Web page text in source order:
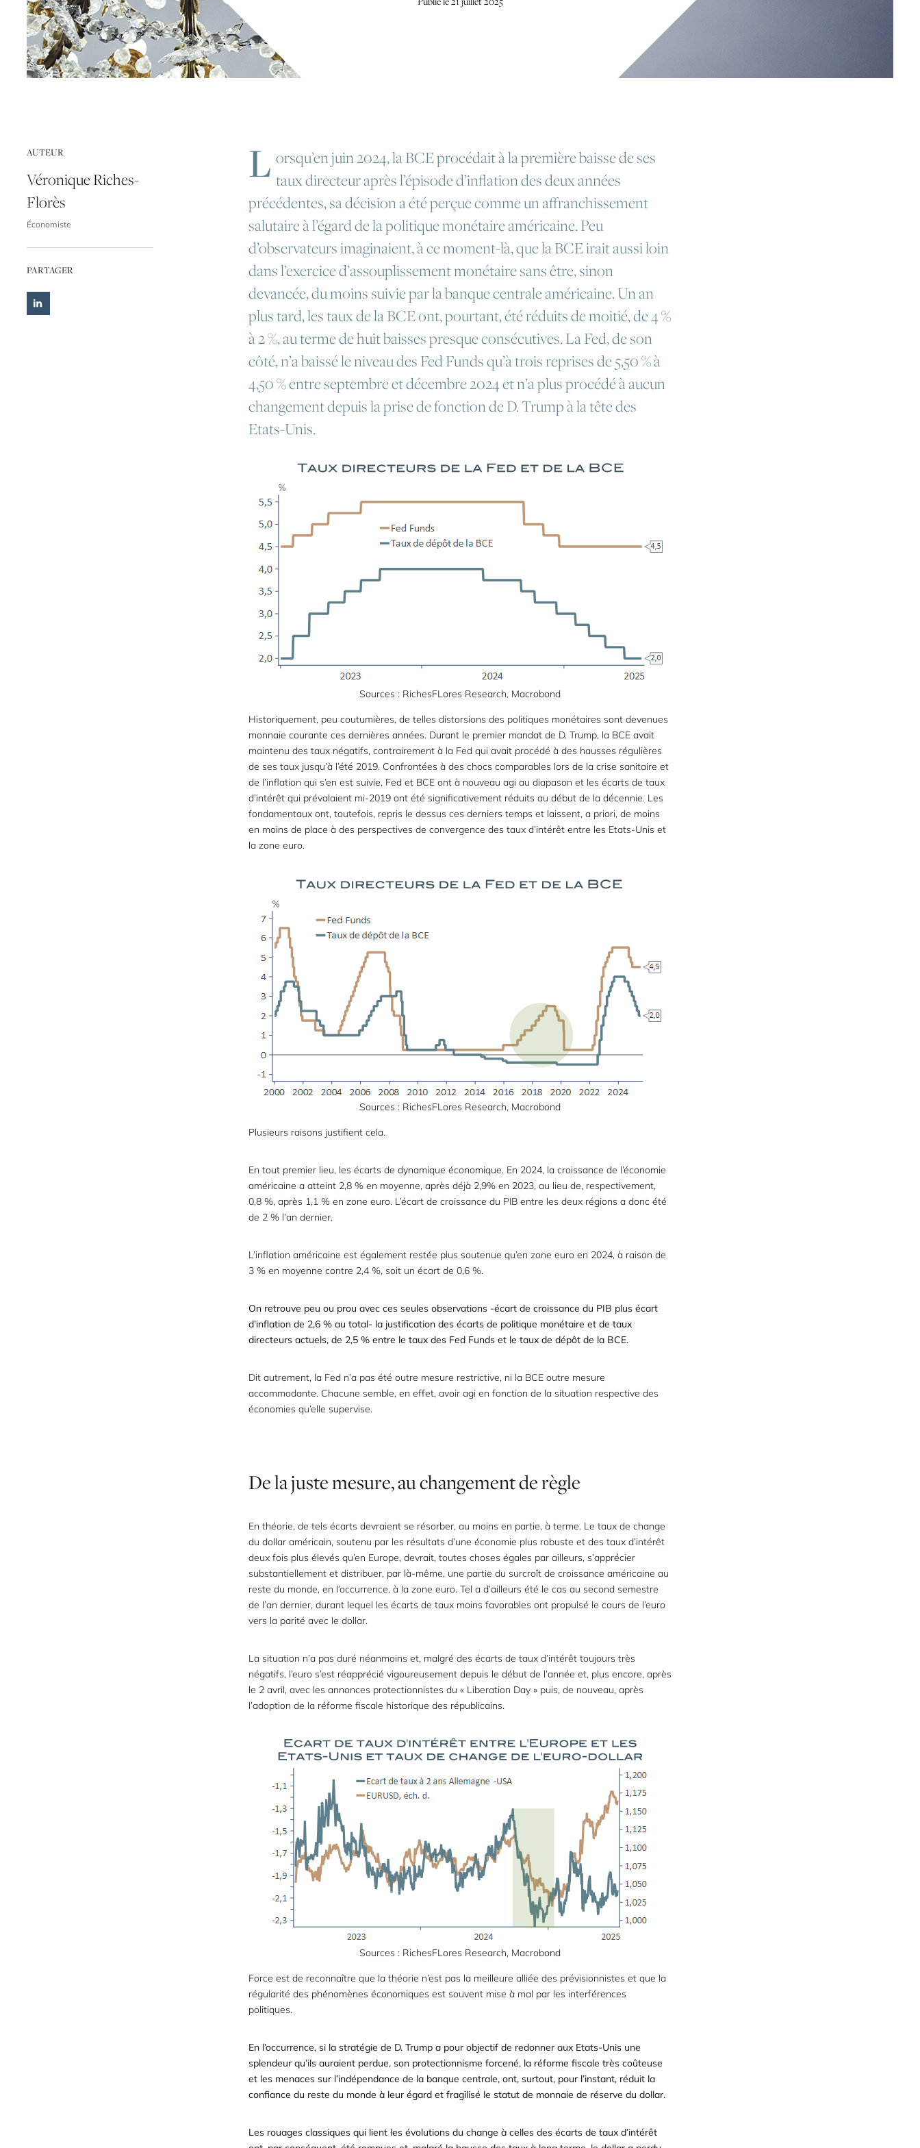
AUTEUR
Véronique Riches-
Florès
Économiste
PARTAGER
L orsqu’en juin 2024, la BCE procédait à la première baisse de ses
taux directeur après l’épisode d’inflation des deux années
précédentes, sa décision a été perçue comme un affranchissement
salutaire à l’égard de la politique monétaire américaine. Peu
d’observateurs imaginaient, à ce moment-là, que la BCE irait aussi loin
dans l’exercice d’assouplissement monétaire sans être, sinon
devancée, du moins suivie par la banque centrale américaine. Un an
plus tard, les taux de la BCE ont, pourtant, été réduits de moitié, de 4 %
à 2 %, au terme de huit baisses presque consécutives. La Fed, de son
côté, n’a baissé le niveau des Fed Funds qu’à trois reprises de 5,50 % à
4,50 % entre septembre et décembre 2024 et n’a plus procédé à aucun
changement depuis la prise de fonction de D. Trump à la tête des
Etats-Unis.
Sources : RichesFLores Research, Macrobond
Historiquement, peu coutumières, de telles distorsions des politiques monétaires sont devenues
monnaie courante ces dernières années. Durant le premier mandat de D. Trump, la BCE avait
maintenu des taux négatifs, contrairement à la Fed qui avait procédé à des hausses régulières
de ses taux jusqu’à l’été 2019. Confrontées à des chocs comparables lors de la crise sanitaire et
de l’inflation qui s’en est suivie, Fed et BCE ont à nouveau agi au diapason et les écarts de taux
d’intérêt qui prévalaient mi-2019 ont été significativement réduits au début de la décennie. Les
fondamentaux ont, toutefois, repris le dessus ces derniers temps et laissent, a priori, de moins
en moins de place à des perspectives de convergence des taux d’intérêt entre les Etats-Unis et
la zone euro.
Sources : RichesFLores Research, Macrobond
Plusieurs raisons justifient cela.
En tout premier lieu, les écarts de dynamique économique. En 2024, la croissance de l’économie
américaine a atteint 2,8 % en moyenne, après déjà 2,9% en 2023, au lieu de, respectivement,
0,8 %, après 1,1 % en zone euro. L’écart de croissance du PIB entre les deux régions a donc été
de 2 % l’an dernier.
L’inflation américaine est également restée plus soutenue qu’en zone euro en 2024, à raison de
3 % en moyenne contre 2,4 %, soit un écart de 0,6 %.
On retrouve peu ou prou avec ces seules observations -écart de croissance du PIB plus écart
d’inflation de 2,6 % au total- la justification des écarts de politique monétaire et de taux
directeurs actuels, de 2,5 % entre le taux des Fed Funds et le taux de dépôt de la BCE.
Dit autrement, la Fed n’a pas été outre mesure restrictive, ni la BCE outre mesure
accommodante. Chacune semble, en effet, avoir agi en fonction de la situation respective des
économies qu’elle supervise.
Delajustemesure,auchangementderègle
En théorie, de tels écarts devraient se résorber, au moins en partie, à terme. Le taux de change
du dollar américain, soutenu par les résultats d’une économie plus robuste et des taux d’intérêt
deux fois plus élevés qu’en Europe, devrait, toutes choses égales par ailleurs, s’apprécier
substantiellement et distribuer, par là-même, une partie du surcroît de croissance américaine au
reste du monde, en l’occurrence, à la zone euro. Tel a d’ailleurs été le cas au second semestre
de l’an dernier, durant lequel les écarts de taux moins favorables ont propulsé le cours de l’euro
vers la parité avec le dollar.
La situation n’a pas duré néanmoins et, malgré des écarts de taux d’intérêt toujours très
négatifs, l’euro s’est réapprécié vigoureusement depuis le début de l’année et, plus encore, après
le 2 avril, avec les annonces protectionnistes du « Liberation Day » puis, de nouveau, après
l’adoption de la réforme fiscale historique des républicains.
Sources : RichesFLores Research, Macrobond
Force est de reconnaître que la théorie n’est pas la meilleure alliée des prévisionnistes et que la
régularité des phénomènes économiques est souvent mise à mal par les interférences
politiques.
En l’occurrence, si la stratégie de D. Trump a pour objectif de redonner aux Etats-Unis une
splendeur qu’ils auraient perdue, son protectionnisme forcené, la réforme fiscale très coûteuse
et les menaces sur l’indépendance de la banque centrale, ont, surtout, pour l’instant, réduit la
confiance du reste du monde à leur égard et fragilisé le statut de monnaie de réserve du dollar.
Les rouages classiques qui lient les évolutions du change à celles des écarts de taux d’intérêt